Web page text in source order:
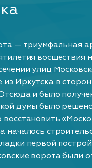
— триумфальная
восшествия
улиц
Иркутска в
и было
думы было
началось
первой
ворота были